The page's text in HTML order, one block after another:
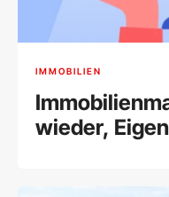
IMMOBILIEN
wieder,